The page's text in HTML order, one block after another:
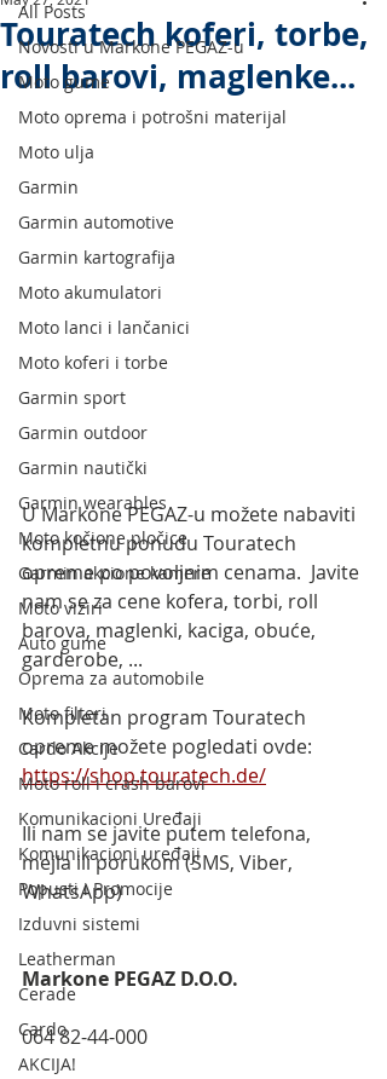
All Posts
Novosti u Markone PEGAZ-u
Moto gume
Moto oprema i potrošni materijal
Moto ulja
Garmin
Garmin automotive
Garmin kartografija
Moto akumulatori
Moto lanci i lančanici
Moto koferi i torbe
Garmin sport
Garmin outdoor
Garmin nautički
Garmin wearables
Moto kočione pločice
Garmin akcione kamere
Moto viziri
Auto gume
Oprema za automobile
Moto filteri
Cardo Akcije
Moto roll i crash barovi
Komunikacioni Uređaji
Komunikacioni uređaji
Popusti i Promocije
Izduvni sistemi
Leatherman
Cerade
Cardo
AKCIJA!
Touratech koferi, torbe,
roll barovi, maglenke...
U Markone PEGAZ-u možete nabaviti
kompletnu ponudu Touratech
opreme po povoljnim cenama.  Javite
nam se za cene kofera, torbi, roll
barova, maglenki, kaciga, obuće,
garderobe, ...
Kompletan program Touratech
opreme možete pogledati ovde:
https://shop.touratech.de/
Ili nam se javite putem telefona,
mejla ili porukom (SMS, Viber,
WhatsApp)
Markone PEGAZ D.O.O.
064 82-44-000